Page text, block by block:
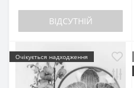
ВІДСУТНІЙ
Очікується надходження